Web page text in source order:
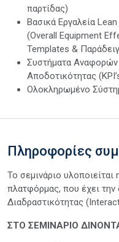
παρτίδας)
Βασικά Εργαλεία
(Overall Equipment
Templates &
Συστήματα
Αποδοτικότητας
Ολοκληρωμένο
Πληροφορίες
Το σεμινάριο
πλατφόρμας, που έχει την
Διαδραστικότητας
ΣΤΟ ΣΕΜΙΝΑΡΙΟ